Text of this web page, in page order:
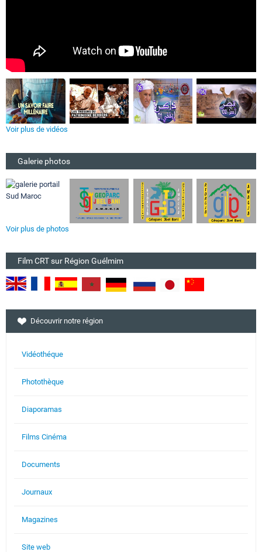
Voir plus de vidéos
Galerie photos
Voir plus de photos
Film CRT sur Région Guélmim
Découvrir notre région
Vidéothéque
Photothèque
Diaporamas
Films Cinéma
Documents
Journaux
Magazines
Site web